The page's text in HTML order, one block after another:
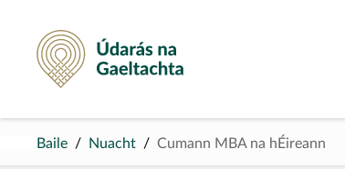
Údarás na Gaeltachta
Baile Nuacht Cumann MBA na hÉireann